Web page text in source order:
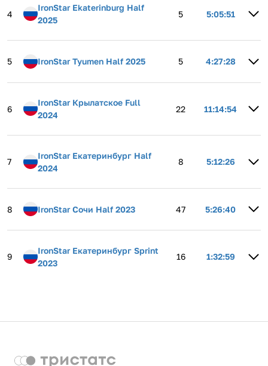
4
IronStar Ekaterinburg Half
2025
5 5:05:51
5 IronStar Tyumen Half 2025 5 4:27:28
6
IronStar Крылатское Full
2024
22 11:14:54
7
IronStar Екатеринбург Half
2024
8 5:12:26
8 IronStar Сочи Half 2023 47 5:26:40
9
IronStar Екатеринбург Sprint
2023
16 1:32:59